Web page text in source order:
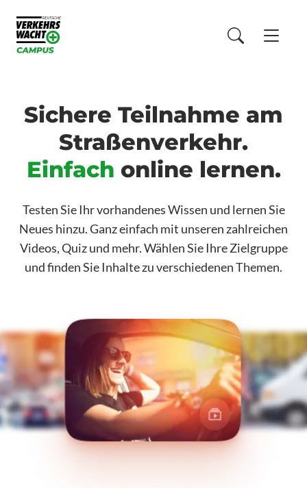
Sichere Teilnahme am
Straßenverkehr.
Einfach online lernen.
Testen Sie Ihr vorhandenes Wissen und lernen Sie
Neues hinzu. Ganz einfach mit unseren zahlreichen
Videos, Quiz und mehr. Wählen Sie Ihre Zielgruppe
und finden Sie Inhalte zu verschiedenen Themen.